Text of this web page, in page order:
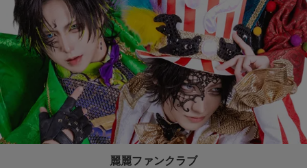
麗麗ファンクラブ